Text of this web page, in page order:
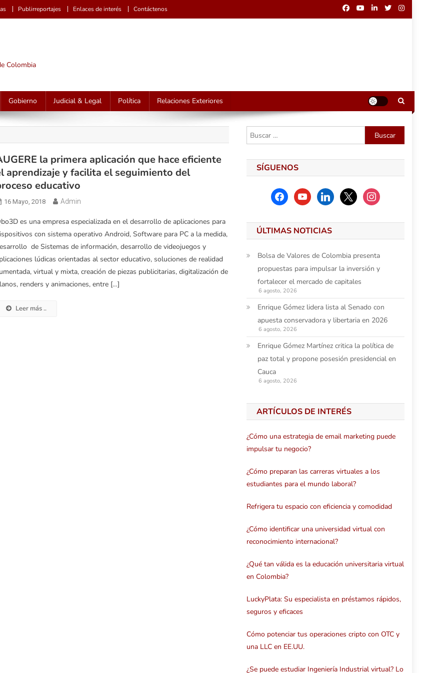
Publirreportajes Enlaces de interés Contáctenos
Colombia
Gobierno Judicial & Legal Política Relaciones Exteriores
la primera aplicación que hace eficiente
aprendizaje y facilita el seguimiento del
educativo
16 Mayo, 2018 Admin
es una empresa especializada en el desarrollo de aplicaciones para
con sistema operativo Android, Software para PC a la medida,
de Sistemas de información, desarrollo de videojuegos y
lúdicas orientadas al sector educativo, soluciones de realidad
virtual y mixta, creación de piezas publicitarias, digitalización de
renders y animaciones, entre […]
Leer más ..
Buscar:
SÍGUENOS
facebookyoutubelinkedinx instagram
ÚLTIMAS NOTICIAS
Bolsa de Valores de Colombia presenta
propuestas para impulsar la inversión y
fortalecer el mercado de capitales
6 agosto, 2026
Enrique Gómez lidera lista al Senado con
apuesta conservadora y libertaria en 2026
6 agosto, 2026
Enrique Gómez Martínez critica la política de
paz total y propone posesión presidencial en
Cauca
6 agosto, 2026
ARTÍCULOS DE INTERÉS
¿Cómo una estrategia de email marketing puede
impulsar tu negocio?
¿Cómo preparan las carreras virtuales a los
estudiantes para el mundo laboral?
Refrigera tu espacio con eficiencia y comodidad
¿Cómo identificar una universidad virtual con
reconocimiento internacional?
¿Qué tan válida es la educación universitaria virtual
en Colombia?
LuckyPlata: Su especialista en préstamos rápidos,
seguros y eficaces
Cómo potenciar tus operaciones cripto con OTC y
una LLC en EE.UU.
¿Se puede estudiar Ingeniería Industrial virtual? Lo